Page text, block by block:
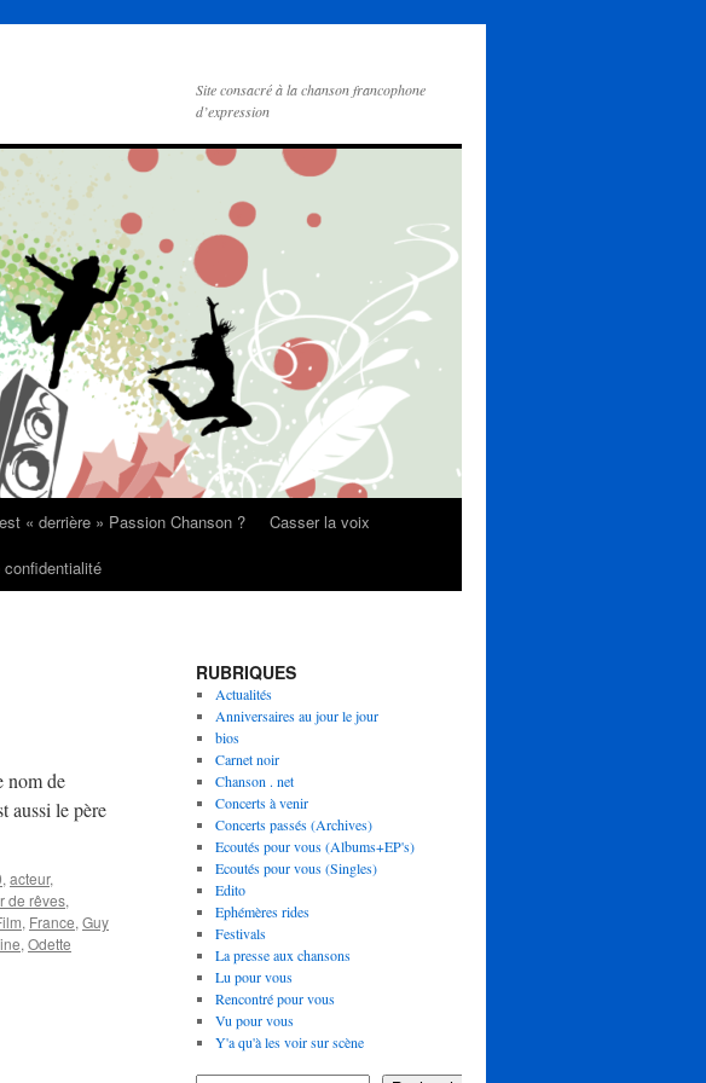
Site consacré à la chanson francophone
d’expression
« derrière » Passion Chanson ?
Casser la voix
nom de
aussi le père
, acteur,
de rêves,
, France, Guy
, Odette
RUBRIQUES
Actualités
Anniversaires au jour le jour
bios
Carnet noir
Chanson . net
Concerts à venir
Concerts passés (Archives)
Ecoutés pour vous (Albums+EP's)
Ecoutés pour vous (Singles)
Edito
Ephémères rides
Festivals
La presse aux chansons
Lu pour vous
Rencontré pour vous
Vu pour vous
Y'a qu'à les voir sur scène